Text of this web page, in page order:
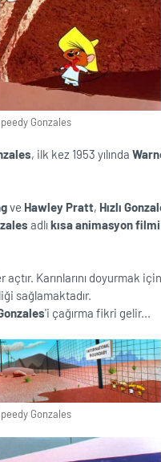
Gonzales
, ilk kez 1953 yılında
ve Hawley Pratt, Hızlı
adlı kısa animasyon filmi
Karınlarını doyurmak
sağlamaktadır.
'i çağırma fikri gelir...
Gonzales